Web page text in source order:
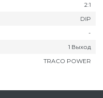
2:1
DIP
-
1 Выход
TRACO POWER